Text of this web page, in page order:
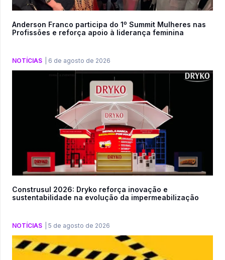
Anderson Franco participa do 1º Summit Mulheres nas
Profissões e reforça apoio à liderança feminina
NOTÍCIAS 6 de agosto de 2026
Construsul 2026: Dryko reforça inovação e
sustentabilidade na evolução da impermeabilização
NOTÍCIAS 5 de agosto de 2026